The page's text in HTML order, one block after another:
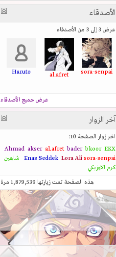
الأصدقاء
عرض 3 إلى 3 من الأصدقاء
sora-senpai
al.afret
Haruto
عرض جميع الأصدقاء
آخر الزوار
اخر زوار الصفحة 10:
Ahmad akser al.afret bader bkoor EKX
Enas Seddek Lora Alisora-senpai
شاهين
كرم الاوزبكي
هذه الصفحة تمت زيارتها 1,879,539 مرة